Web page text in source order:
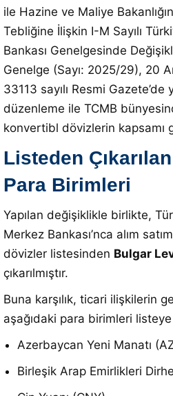
ile Hazine ve Maliye
Tebliğine İlişkin I-M Sayılı
Bankası Genelgesinde
Genelge (Sayı: 2025/29), 20
33113 sayılı Resmi Gazete’de
düzenleme ile TCMB
konvertibl dövizlerin kapsamı
Listeden
Para Birimleri
Yapılan değişiklikle birlikte,
Merkez Bankası’nca alım
dövizler listesinden Bulgar
çıkarılmıştır.
Buna karşılık, ticari ilişkilerin
aşağıdaki para birimleri
Azerbaycan Yeni Manatı
Birleşik Arap Emirlikleri